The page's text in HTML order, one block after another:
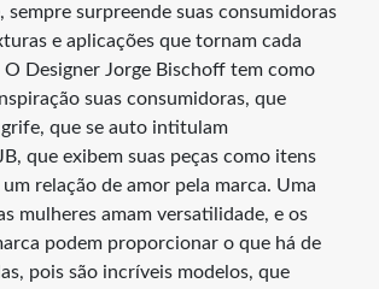
sempre surpreende suas consumidoras
e aplicações que tornam cada
Designer Jorge Bischoff tem como
suas consumidoras, que
que se auto intitulam
que exibem suas peças como itens
relação de amor pela marca. Uma
mulheres amam versatilidade, e os
podem proporcionar o que há de
pois são incríveis modelos, que